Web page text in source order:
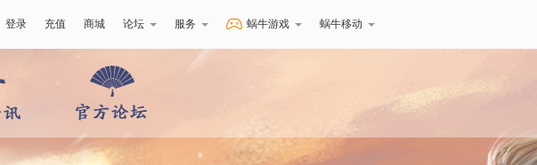
登录 充值 商城 论坛 服务 蜗牛游戏 蜗牛移动